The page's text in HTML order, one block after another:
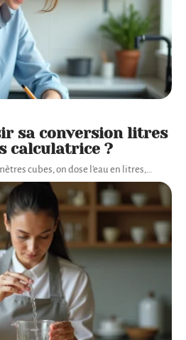
sa conversion litres
calculatrice ?
cubes, on dose l'eau en litres,